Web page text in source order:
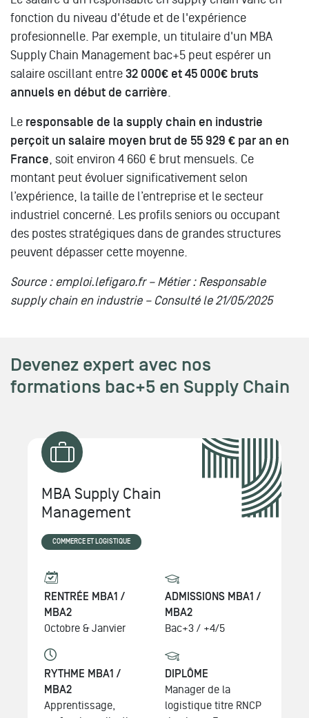
fonction du niveau d'étude et de l'expérience
profesionnelle. Par exemple, un titulaire d'un MBA
Supply Chain Management bac+5 peut espérer un
salaire oscillant entre 32 000€ et 45 000€ bruts
annuels en début de carrière.
Le responsable de la supply chain en industrie
perçoit un salaire moyen brut de 55 929 € par an en
France, soit environ 4 660 € brut mensuels. Ce
montant peut évoluer significativement selon
l’expérience, la taille de l’entreprise et le secteur
industriel concerné. Les profils seniors ou occupant
des postes stratégiques dans de grandes structures
peuvent dépasser cette moyenne.
Source : emploi.lefigaro.fr – Métier : Responsable
supply chain en industrie – Consulté le 21/05/2025
Devenez expert avec nos
formations bac+5 en Supply Chain
MBA Supply Chain
Management
COMMERCE ET LOGISTIQUE
RENTRÉE MBA1 /
MBA2
Octobre & Janvier
ADMISSIONS MBA1 /
MBA2
Bac+3 / +4/5
RYTHME MBA1 /
MBA2
Apprentissage,
DIPLÔME
Manager de la
logistique titre RNCP